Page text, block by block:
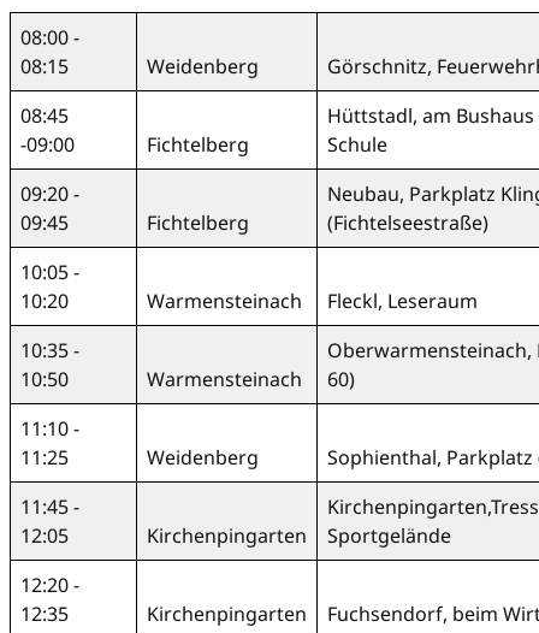
08:00 -
08:15
Weidenberg
Görschnitz,
08:45
-09:00
Fichtelberg
Hüttstadl, am
Schule
09:20 -
09:45
Fichtelberg
Neubau, Parkplatz
(Fichtelseestraße)
10:05 -
10:20
Warmensteinach
Fleckl, Leseraum
10:35 -
10:50
Warmensteinach
Oberwarmensteinach,
60)
11:10 -
11:25
Weidenberg
Sophienthal,
11:45 -
12:05
Kirchenpingarten
Sportgelände
12:20 -
12:35
Kirchenpingarten
Fuchsendorf, beim